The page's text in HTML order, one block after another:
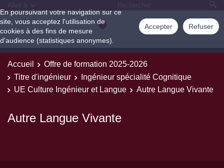
En poursuivant votre navigation sur ce
site, vous acceptez l'utilisation de
cookies à des fins de mesure
d'audience (statistiques anonymes).
Accepter Refuser
Aller à
Accueil
Offre de formation 2025-2026
Titre d'ingénieur
Ingénieur spécialité Cognitique
UE Culture Ingénieur et Langue
Autre Langue Vivante
Autre Langue Vivante